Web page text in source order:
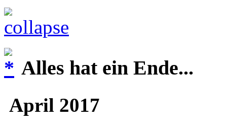
Alles hat ein Ende...
April 2017